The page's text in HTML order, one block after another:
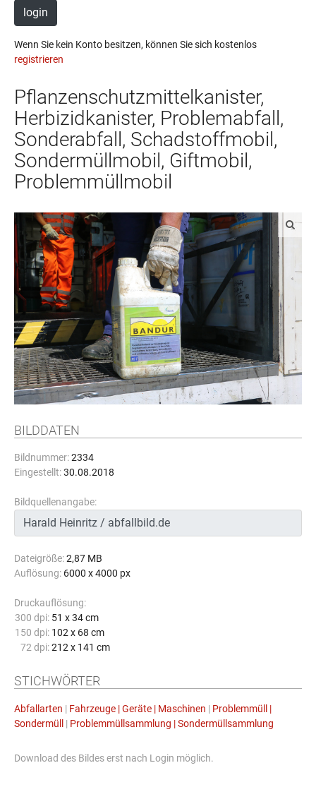
login
Wenn Sie kein Konto besitzen, können Sie sich kostenlos
registrieren
Pflanzenschutzmittelkanister,
Herbizidkanister, Problemabfall,
Sonderabfall, Schadstoffmobil,
Sondermüllmobil, Giftmobil,
Problemmüllmobil
BILDDATEN
Bildnummer:2334
Eingestellt:30.08.2018
Bildquellenangabe:
Dateigröße:2,87 MB
Auflösung: 6000 x 4000 px
Druckauflösung:
300 dpi: 51 x 34 cm
150 dpi: 102 x 68 cm
72 dpi: 212 x 141 cm
STICHWÖRTER
Abfallarten | Fahrzeuge | Geräte | Maschinen | Problemmüll |
Sondermüll | Problemmüllsammlung | Sondermüllsammlung
Download des Bildes erst nach Login möglich.